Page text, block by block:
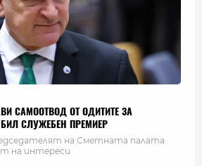
САМООТВОД ОТ ОДИТИТЕ ЗА
БИЛ СЛУЖЕБЕН ПРЕМИЕР
на Сметната палата
на интереси